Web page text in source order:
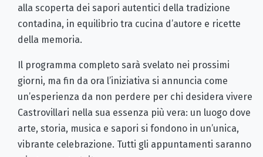
alla scoperta dei sapori autentici della tradizione
contadina, in equilibrio tra cucina d’autore e ricette
della memoria.
Il programma completo sarà svelato nei prossimi
giorni, ma fin da ora l’iniziativa si annuncia come
un’esperienza da non perdere per chi desidera vivere
Castrovillari nella sua essenza più vera: un luogo dove
arte, storia, musica e sapori si fondono in un’unica,
vibrante celebrazione. Tutti gli appuntamenti saranno